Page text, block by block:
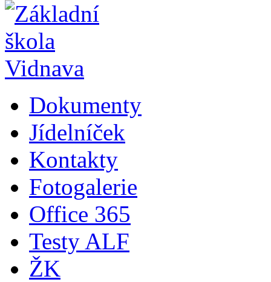
Dokumenty
Jídelníček
Kontakty
Fotogalerie
Office 365
Testy ALF
ŽK